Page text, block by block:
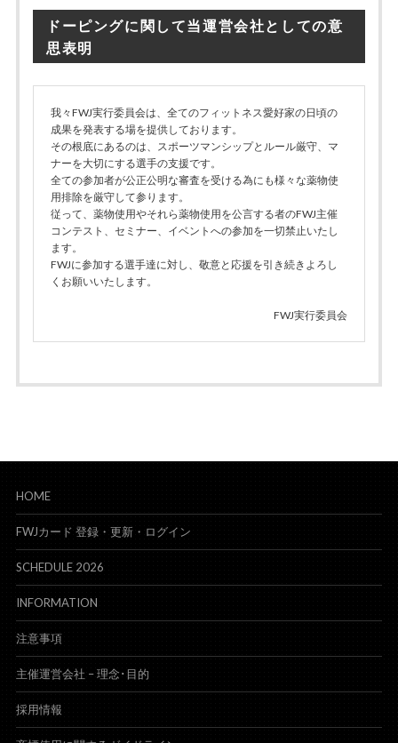
リ
ドーピングに関して当運営会社としての意
思表明
我々FWJ実行委員会は、全てのフィットネス愛好家の日頃の
成果を発表する場を提供しております。
その根底にあるのは、スポーツマンシップとルール厳守、マ
ナーを大切にする選手の支援です。
全ての参加者が公正公明な審査を受ける為にも様々な薬物使
用排除を厳守して参ります。
従って、薬物使用やそれら薬物使用を公言する者のFWJ主催
コンテスト、セミナー、イベントへの参加を一切禁止いたし
ます。
FWJに参加する選手達に対し、敬意と応援を引き続きよろし
くお願いいたします。
FWJ実行委員会
HOME
FWJカード 登録・更新・ログイン
SCHEDULE 2026
INFORMATION
注意事項
主催運営会社 – 理念･目的
採用情報